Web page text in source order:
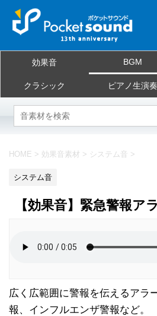
当サイトにつ
ご利用規約
お問合せ
効果音 BGM
クラシック ピアノ生演奏
HOME > 効果音素材 > システム音 >
システム音
【効果音】緊急警報ア
広く広範囲に警報を伝えるアラ
報、インフルエンザ警報など。